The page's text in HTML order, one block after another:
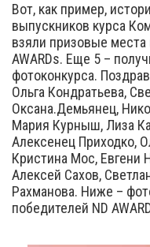
Вот, как пример,
выпускников курса
взяли призовые
AWARDs. Еще 5 –
фотоконкурса.
Ольга Кондратьева,
Оксана.Демьянец,
Мария Курныш, Лиза
Алексенец Приходко,
Кристина Мос, Евгени
Алексей Сахов,
Рахманова. Ниже –
победителей ND